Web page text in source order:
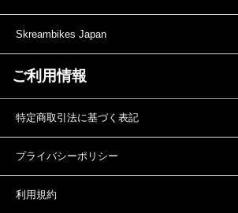
Skreambikes Japan
ご利用情報
特定商取引法に基づく表記
プライバシーポリシー
利用規約